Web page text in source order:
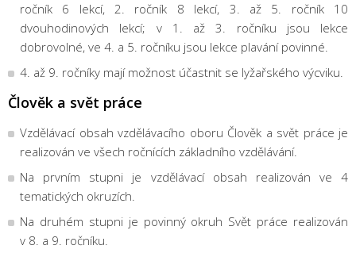
ročník 6 lekcí, 2. ročník 8 lekcí, 3. až 5. ročník 10
dvouhodinových lekcí; v 1. až 3. ročníku jsou lekce
dobrovolné, ve 4. a 5. ročníku jsou lekce plavání povinné.
4. až 9. ročníky mají možnost účastnit se lyžařského výcviku.
Člověk a svět práce
Vzdělávací obsah vzdělávacího oboru Člověk a svět práce je
realizován ve všech ročnících základního vzdělávání.
Na prvním stupni je vzdělávací obsah realizován ve 4
tematických okruzích.
Na druhém stupni je povinný okruh Svět práce realizován
v 8. a 9. ročníku.